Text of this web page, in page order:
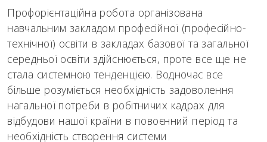
Профорієнтаційна робота організована
навчальним закладом професійної (професійно-
технічної) освіти в закладах базової та загальної
середньої освіти здійснюється, проте все ще не
стала системною тенденцією. Водночас все
більше розуміється необхідність задоволення
нагальної потреби в робітничих кадрах для
відбудови нашої країни в повоєнний період та
необхідність створення системи